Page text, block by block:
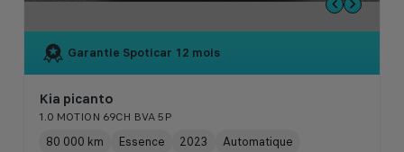
Garantie Spoticar 12 mois
Kia picanto
1.0 MOTION 69CH BVA 5P
80 000 km Essence 2023 Automatique